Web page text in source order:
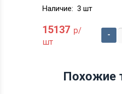
Наличие: 3 шт
15137 р/
шт
-
Похожие